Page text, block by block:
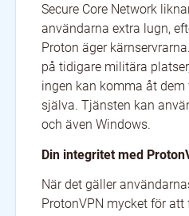
Secure Core Network
användarna extra lugn,
Proton äger
på tidigare militära
ingen kan komma åt
själva. Tjänsten kan
och även Windows.
Din integritet med
När det gäller
ProtonVPN mycket för att